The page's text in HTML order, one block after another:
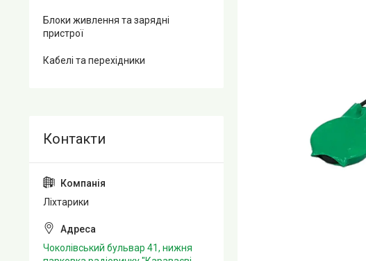
Блоки живлення та зарядні
пристрої
Кабелі та перехідники
Ліхтарики
Чоколівський бульвар 41, нижня